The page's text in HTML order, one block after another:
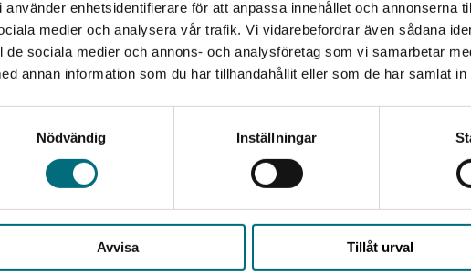
använder enhetsidentifierare för att anpassa innehållet och annonserna
medier och analysera vår trafik. Vi vidarebefordrar även sådana
de sociala medier och annons- och analysföretag som vi samarbetar
annan information som du har tillhandahållit eller som de har samlat
Nödvändig
Inställningar
Avvisa Tillåt urval
Det verkar som att du besöker
en enhet utanför Sverige. Vi erbjuder inte
utanför Sverige. För att kunna slutföra ett
leveransadressen vara i Sverige.
som väcker läslust
och möjligheter för
av Studentlitteratur.
Kontakta oss
046-31 20 00
Box 141
Kontakta
046-31
Frågor och
Köpvillkor